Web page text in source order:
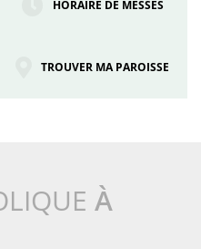
HORAIRE DE MESSES
TROUVER MA PAROISSE
À